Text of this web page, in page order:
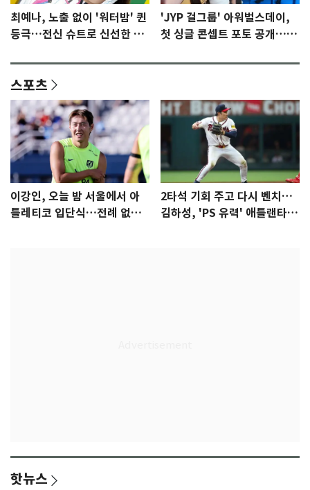
최예나, 노출 없이 '워터밤' 퀸
등극…전신 슈트로 신선한 충
'JYP 걸그룹' 아워벌스데이,
첫 싱글 콘셉트 포토 공개…청
스포츠
이강인, 오늘 밤 서울에서 아
틀레티코 입단식…전례 없는
2타석 기회 주고 다시 벤치…
김하성, 'PS 유력' 애틀랜타에
핫뉴스